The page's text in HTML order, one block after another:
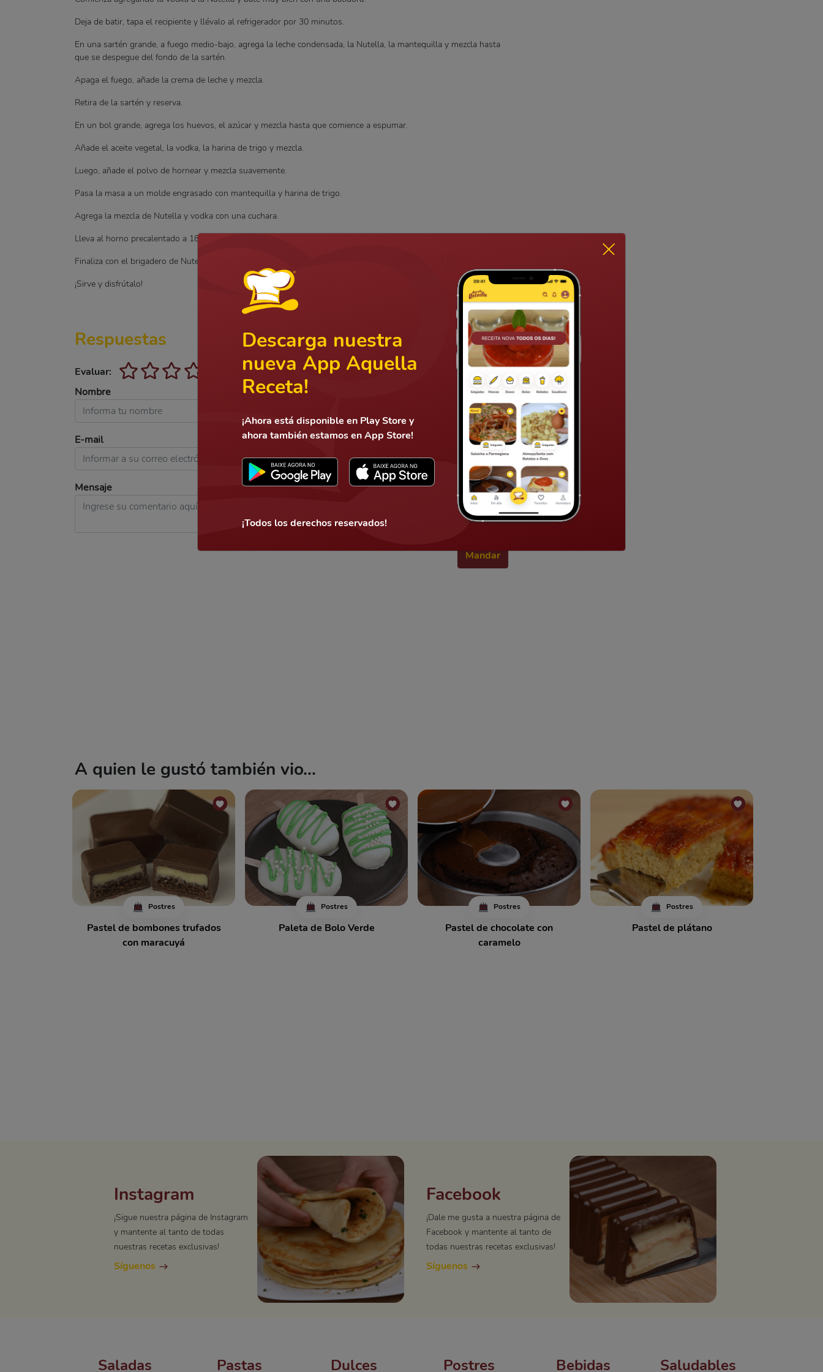
Deja de batir, tapa el recipiente y llévalo al refrigerador por 30 minutos.
En una sartén grande, a fuego medio-bajo, agrega la leche condensada, la Nutella, la mantequilla y mezcla hasta
que se despegue del fondo de la sartén.
Apaga el fuego, añade la crema de leche y mezcla.
Retira de la sartén y reserva.
En un bol grande, agrega los huevos, el azúcar y mezcla hasta que comience a espumar.
Añade el aceite vegetal, la vodka, la harina de trigo y mezcla.
Luego, añade el polvo de hornear y mezcla suavemente.
Pasa la masa a un molde engrasado con mantequilla y harina de trigo.
Agrega la mezcla de Nutella y vodka con una cuchara.
Lleva al horno precalentado a 180 grados y deja hornear por 40 minutos.
Finaliza con el brigadero de Nutella que preparamos.
¡Sirve y disfrútalo!
Respuestas
Evaluar:
Nombre
E-mail
Mensaje
Mandar
A quien le gustó también vio...
Postres
Pastel de bombones trufados
con maracuyá
Postres
Paleta de Bolo Verde
Postres
Pastel de chocolate con
caramelo
Postres
Pastel de plátano
Instagram
¡Sigue nuestra página de Instagram
y mantente al tanto de todas
nuestras recetas exclusivas!
Síguenos
Facebook
¡Dale me gusta a nuestra página de
Facebook y mantente al tanto de
todas nuestras recetas exclusivas!
Síguenos
Saladas Pastas Dulces Postres Bebidas Saludables
Descarga nuestra
nueva App Aquella
Receta!
¡Ahora está disponible en Play Store y
ahora también estamos en App Store!
¡Todos los derechos reservados!